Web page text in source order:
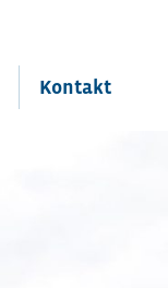
Kontakt